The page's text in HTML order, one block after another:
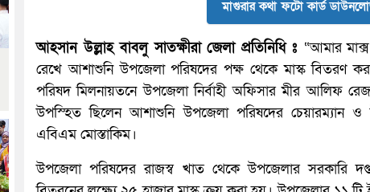
মাগুরার কথা ফটো কার্ড
আহসান উল্লাহ বাবলু সাতক্ষীরা জেলা প্রতিনিধি ঃ “আমার
রেখে আশাশুনি উপজেলা পরিষদের পক্ষ থেকে মাস্ক বিতরণ
পরিষদ মিলনায়তনে উপজেলা নির্বাহী অফিসার মীর আলিফ
উপস্হিত ছিলেন আশাশুনি উপজেলা পরিষদের চেয়ারম্যান
এবিএম মোস্তাকিম।
উপজেলা পরিষদের রাজস্ব খাত থেকে উপজেলার সরকারি